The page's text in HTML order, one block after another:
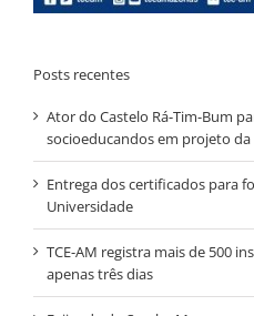
Posts recentes
Ator do Castelo Rá-Tim-Bum
socioeducandos em projeto
Entrega dos certificados para
Universidade
TCE-AM registra mais de 500
apenas três dias